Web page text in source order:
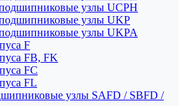
узлы UCPH
узлы UKP
узлы UKPA
F
FB, FK
FC
FL
узлы SAFD / SBFD /